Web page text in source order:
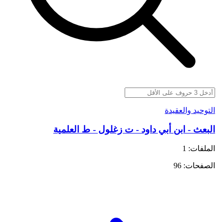
التوحيد والعقيدة
البعث - ابن أبي داود - ت زغلول - ط العلمية
الملفات: 1
الصفحات: 96